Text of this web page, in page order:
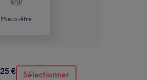
Mieux-être
25 € Sélectionner